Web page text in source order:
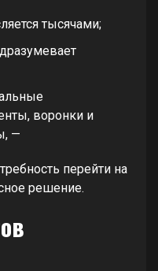
тысячами;
воронки и
—
перейти на
решение.